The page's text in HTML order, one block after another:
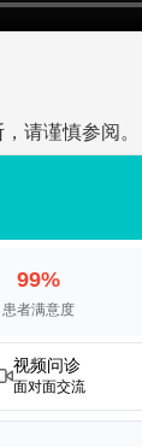
请谨慎参阅。
99%
患者满意度
视频问诊
面对面交流